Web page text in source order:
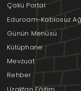
Çakü Portal
Eduroam-Kablosuz Ağ
Günün Menüsü
Kütüphane
Mevzuat
Rehber
Uzaktan Eğitim